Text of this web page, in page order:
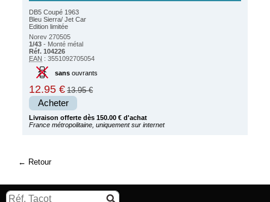
DB5 Coupé 1963
Bleu Sierra/ Jet Car
Edition limitée
Norev 270505
1/43 - Monté métal
Réf. 104226
EAN : 3551092705054
sansouvrants
12.95 € 13.95 €
Acheter
Livraison offerte dès 150.00 € d'achat
France métropolitaine, uniquement sur internet
Retour